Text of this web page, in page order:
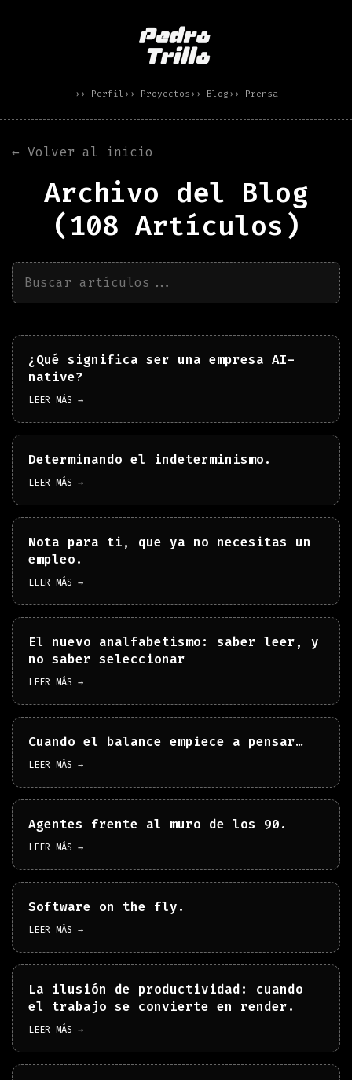
›› Perfil ›› Proyectos ›› Blog ›› Prensa
← Volver al inicio
Archivo del Blog
(108 Artículos)
¿Qué significa ser una empresa AI-
native?
LEER MÁS →
Determinando el indeterminismo.
LEER MÁS →
Nota para ti, que ya no necesitas un
empleo.
LEER MÁS →
El nuevo analfabetismo: saber leer, y
no saber seleccionar
LEER MÁS →
Cuando el balance empiece a pensar…
LEER MÁS →
Agentes frente al muro de los 90.
LEER MÁS →
Software on the fly.
LEER MÁS →
La ilusión de productividad: cuando
el trabajo se convierte en render.
LEER MÁS →